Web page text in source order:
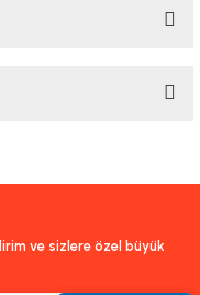
tarafımıza
ve sizlere özel büyük